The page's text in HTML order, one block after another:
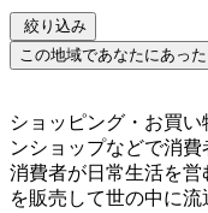
絞り込み
この地域であなたにあっ
ショッピング・お買
ンショップなどで消費
消費者が日常生活を
を販売して世の中に流